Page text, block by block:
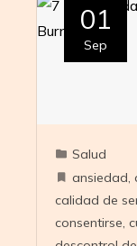
01
Sep
Salud
ansiedad,
calidad de
consentirse,